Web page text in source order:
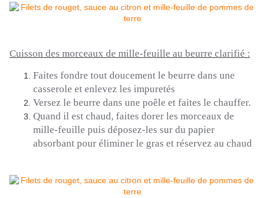
Cuisson des morceaux de mille-feuille au beurre clarifié :
Faites fondre tout doucement le beurre dans une
casserole et enlevez les impuretés
Versez le beurre dans une poêle et faites le chauffer.
Quand il est chaud, faites dorer les morceaux de
mille-feuille puis déposez-les sur du papier
absorbant pour éliminer le gras et réservez au chaud